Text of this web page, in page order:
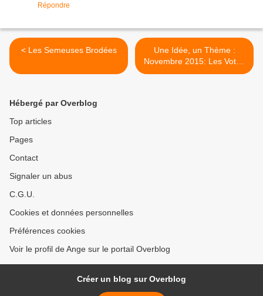
Répondre
< Les Semeuses Brodées
Une Idée, un Thème :
Novembre 2015: Les Votes
>
Hébergé par Overblog
Top articles
Pages
Contact
Signaler un abus
C.G.U.
Cookies et données personnelles
Préférences cookies
Voir le profil de Ange sur le portail Overblog
Créer un blog sur Overblog